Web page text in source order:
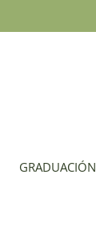
GRADUACIÓN